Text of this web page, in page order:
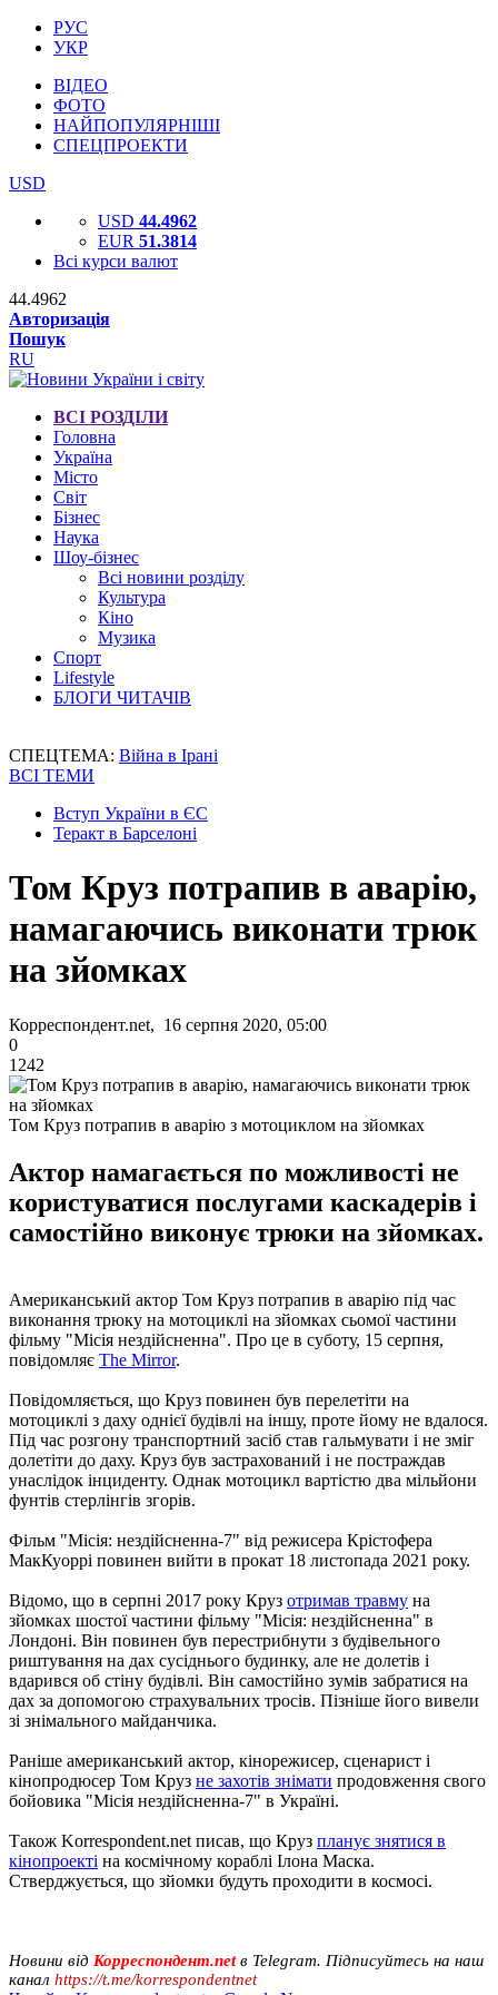
РУС
УКР
ВІДЕО
ФОТО
НАЙПОПУЛЯРНІШІ
СПЕЦПРОЕКТИ
USD
USD 44.4962
EUR 51.3814
Всі курси валют
44.4962
Авторизація
Пошук
RU
ВСІ РОЗДІЛИ
Головна
Україна
Місто
Світ
Бізнес
Наука
Шоу-бізнес
Всі новини розділу
Культура
Кіно
Музика
Спорт
Lifestyle
БЛОГИ ЧИТАЧІВ
СПЕЦТЕМА: Війна в Ірані
ВСІ ТЕМИ
Вступ України в ЄС
Теракт в Барселоні
Том Круз потрапив в аварію,
намагаючись виконати трюк
на зйомках
Корреспондент.net, 16 серпня 2020, 05:00
0
1242
Том Круз потрапив в аварію з мотоциклом на зйомках
Актор намагається по можливості не
користуватися послугами каскадерів і
самостійно виконує трюки на зйомках.
Американський актор Том Круз потрапив в аварію під час
виконання трюку на мотоциклі на зйомках сьомої частини
фільму "Місія нездійсненна". Про це в суботу, 15 серпня,
повідомляє The Mirror.
Повідомляється, що Круз повинен був перелетіти на
мотоциклі з даху однієї будівлі на іншу, проте йому не вдалося.
Під час розгону транспортний засіб став гальмувати і не зміг
долетіти до даху. Круз був застрахований і не постраждав
унаслідок інциденту. Однак мотоцикл вартістю два мільйони
фунтів стерлінгів згорів.
Фільм "Місія: нездійсненна-7" від режисера Крістофера
МакКуоррі повинен вийти в прокат 18 листопада 2021 року.
Відомо, що в серпні 2017 року Круз отримав травму на
зйомках шостої частини фільму "Місія: нездійсненна" в
Лондоні. Він повинен був перестрибнути з будівельного
риштування на дах сусіднього будинку, але не долетів і
вдарився об стіну будівлі. Він самостійно зумів забратися на
дах за допомогою страхувальних тросів. Пізніше його вивели
зі знімального майданчика.
Раніше американський актор, кінорежисер, сценарист і
кінопродюсер Том Круз не захотів знімати продовження свого
бойовика "Місія нездійсненна-7" в Україні.
Також Korrespondent.net писав, що Круз планує знятися в
кінопроекті на космічному кораблі Ілона Маска.
Стверджується, що зйомки будуть проходити в космосі.
Новини від Корреспондент.netв Telegram. Підписуйтесь на наш
канал https://t.me/korrespondentnet